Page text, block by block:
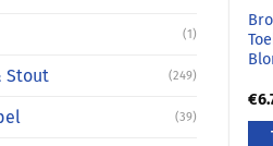
(1)
Stout (249)
(39)
€